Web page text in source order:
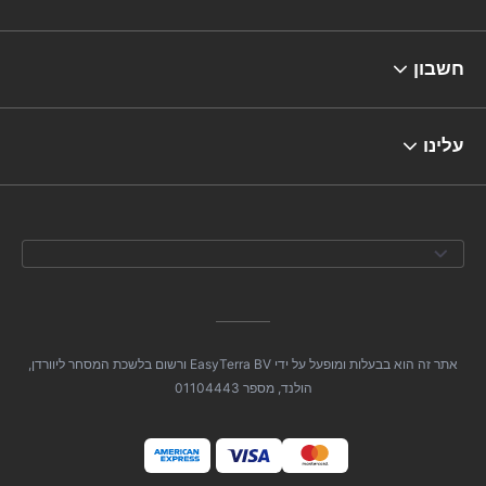
חשבון
עלינו
אתר זה הוא בבעלות ומופעל על ידי EasyTerra BV ורשום בלשכת המסחר ליוורדן,
הולנד, מספר 01104443